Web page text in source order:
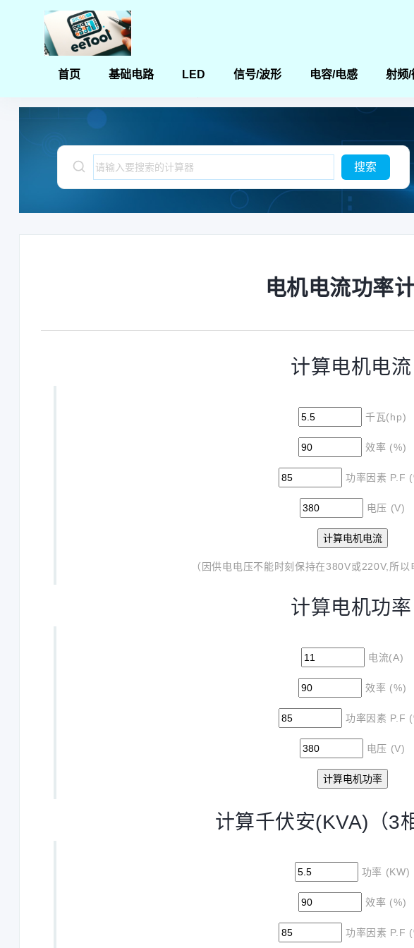
首页 基础电路 LED 信号/波形 电容/电感 射频/
电机电流功率
计算电机电流
千瓦(hp)
效率 (%)
功率因素 P.F
电压 (V)
（因供电电压不能时刻保持在380V或220V,所以
计算电机功率
电流(A)
效率 (%)
功率因素 P.F
电压 (V)
计算千伏安(KVA)（3
功率 (KW)
效率 (%)
功率因素 P.F